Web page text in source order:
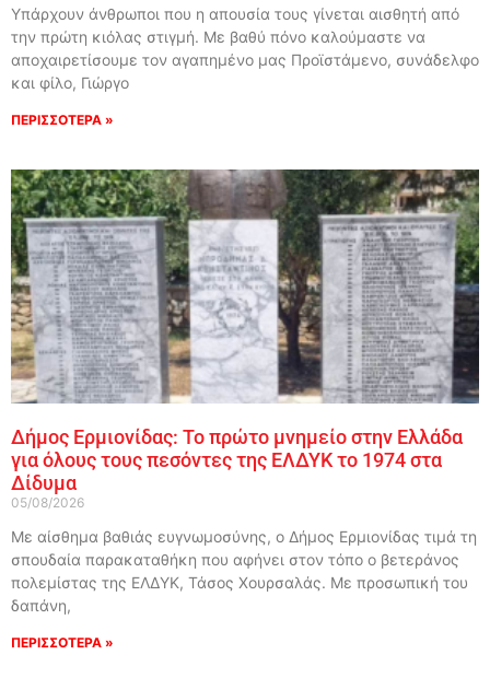
Υπάρχουν άνθρωποι που η απουσία τους γίνεται αισθητή από
την πρώτη κιόλας στιγμή. Με βαθύ πόνο καλούμαστε να
αποχαιρετίσουμε τον αγαπημένο μας Προϊστάμενο, συνάδελφο
και φίλο, Γιώργο
ΠΕΡΙΣΣΟΤΕΡΑ »
Δήμος Ερμιονίδας: Το πρώτο μνημείο στην Ελλάδα
για όλους τους πεσόντες της ΕΛΔΥΚ το 1974 στα
Δίδυμα
05/08/2026
Με αίσθημα βαθιάς ευγνωμοσύνης, ο Δήμος Ερμιονίδας τιμά τη
σπουδαία παρακαταθήκη που αφήνει στον τόπο ο βετεράνος
πολεμίστας της ΕΛΔΥΚ, Τάσος Χουρσαλάς. Με προσωπική του
δαπάνη,
ΠΕΡΙΣΣΟΤΕΡΑ »